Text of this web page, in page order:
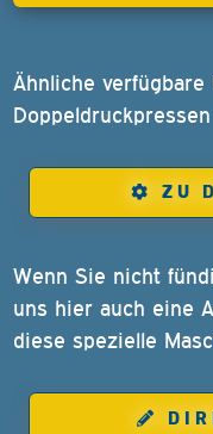
Ähnliche
ZU
Wenn Sie nicht
uns hier auch eine
diese spezielle